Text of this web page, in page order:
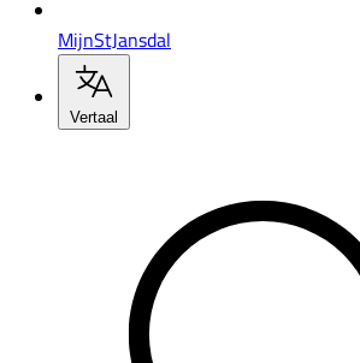
MijnStJansdal
Vertaal